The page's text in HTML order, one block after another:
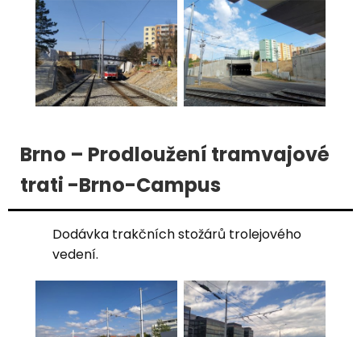
Brno – Prodloužení tramvajové
trati -Brno-Campus
Dodávka trakčních stožárů trolejového
vedení.